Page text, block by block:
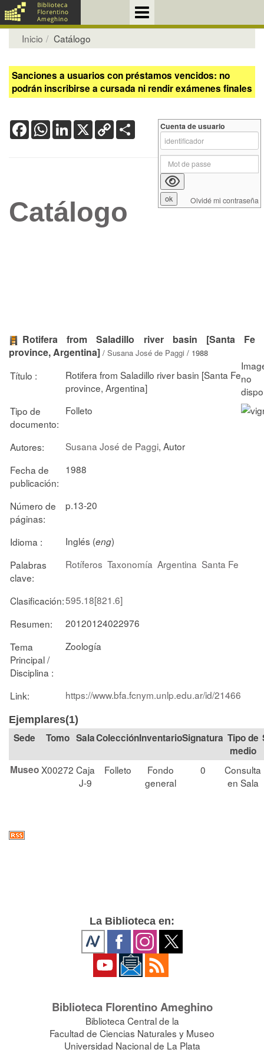
Inicio Catálogo
Sanciones a usuarios con préstamos vencidos: no
podrán inscribirse a cursada ni rendir exámenes finales
FacebookWhatsApp
LinkedIn
X Copy
Link
Catálogo
Rotifera from Saladillo river basin [Santa Fe
province, Argentina] / Susana José de Paggi / 1988
Título :
Rotifera from Saladillo river basin [Santa Fe
province, Argentina]
Tipo de
documento:
Folleto
Autores: Susana José de Paggi, Autor
Fecha de
publicación:
1988
Número de
páginas:
p.13-20
Idioma : Inglés (eng)
Palabras
clave:
Rotíferos Taxonomía Argentina Santa Fe
Clasificación:595.18[821.6]
Resumen:
20120124022976
Tema
Principal /
Disciplina :
Zoología
Link: https://www.bfa.fcnym.unlp.edu.ar/id/21466
Ejemplares(1)
Tomo SalaColección Signatura Tipo de
medio
MuseoX00272 Caja
J-9
Folleto
Fondo
general
0
Consulta
en Sala
Cuenta de usuario
Olvidé mi contraseña
La Biblioteca en:
Biblioteca Florentino Ameghino
Biblioteca Central de la
Facultad de Ciencias Naturales y Museo
Universidad Nacional de La Plata